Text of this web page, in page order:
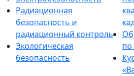
Радиационная
безопасность и
радиационный контроль
Экологическая
безопасность